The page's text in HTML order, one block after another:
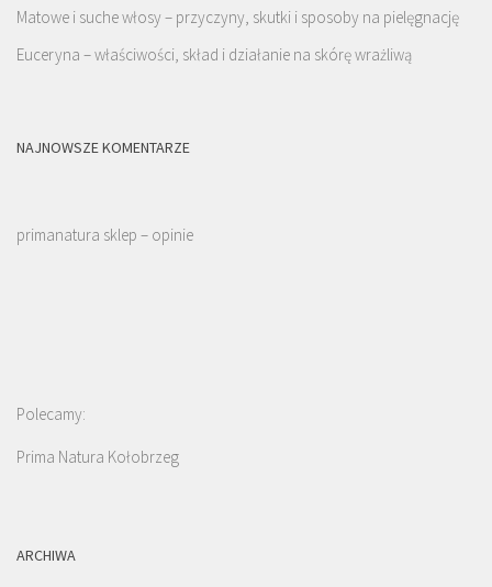
Matowe i suche włosy – przyczyny, skutki i sposoby na pielęgnację
Euceryna – właściwości, skład i działanie na skórę wrażliwą
NAJNOWSZE KOMENTARZE
primanatura sklep – opinie
Polecamy:
Prima Natura Kołobrzeg
ARCHIWA